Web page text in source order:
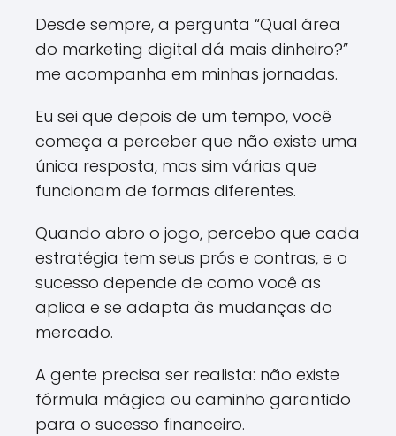
Desde sempre, a pergunta “Qual área
do marketing digital dá mais dinheiro?”
me acompanha em minhas jornadas.
Eu sei que depois de um tempo, você
começa a perceber que não existe uma
única resposta, mas sim várias que
funcionam de formas diferentes.
Quando abro o jogo, percebo que cada
estratégia tem seus prós e contras, e o
sucesso depende de como você as
aplica e se adapta às mudanças do
mercado.
A gente precisa ser realista: não existe
fórmula mágica ou caminho garantido
para o sucesso financeiro.